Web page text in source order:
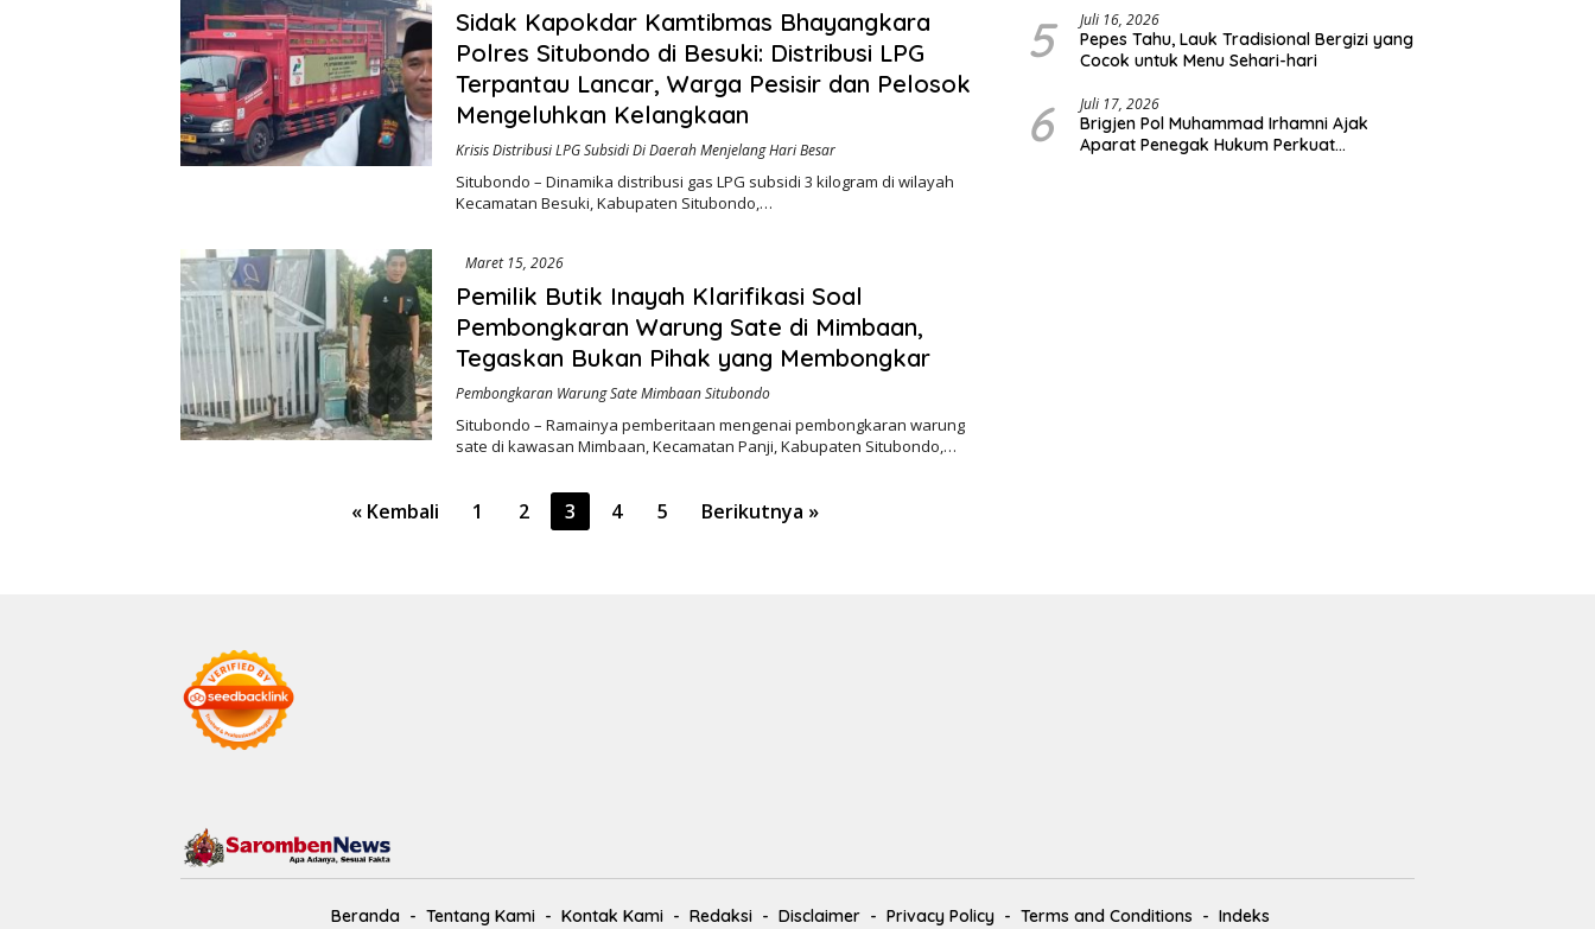
Sidak Kapokdar Kamtibmas Bhayangkara
Polres Situbondo di Besuki: Distribusi LPG
Terpantau Lancar, Warga Pesisir dan Pelosok
Mengeluhkan Kelangkaan
Krisis Distribusi LPG Subsidi Di Daerah Menjelang Hari Besar
Situbondo – Dinamika distribusi gas LPG subsidi 3 kilogram di wilayah
Kecamatan Besuki, Kabupaten Situbondo,…
Maret 15, 2026
Pemilik Butik Inayah Klarifikasi Soal
Pembongkaran Warung Sate di Mimbaan,
Tegaskan Bukan Pihak yang Membongkar
Pembongkaran Warung Sate Mimbaan Situbondo
Situbondo – Ramainya pemberitaan mengenai pembongkaran warung
sate di kawasan Mimbaan, Kecamatan Panji, Kabupaten Situbondo,…
« Kembali 1 2 3 4 5 Berikutnya »
5 Juli 16, 2026
Pepes Tahu, Lauk Tradisional Bergizi yang
Cocok untuk Menu Sehari-hari
6 Juli 17, 2026
Brigjen Pol Muhammad Irhamni Ajak
Aparat Penegak Hukum Perkuat
Beranda Tentang Kami Kontak Kami Redaksi Disclaimer Privacy Policy Terms and Conditions Indeks